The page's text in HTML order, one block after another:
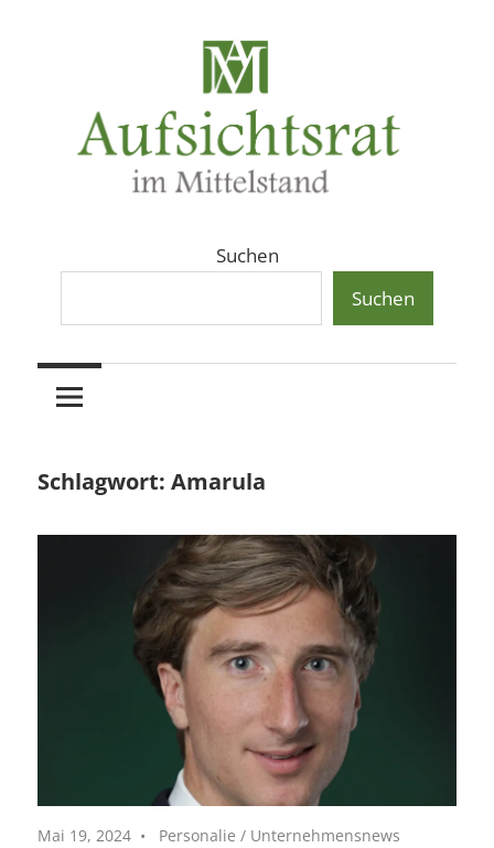
Aufsichtsrat
Beirat
im
Mittelstand
(AiM)
mittelständischen
Familienunternehmen,
Private
Portfoliounternehmen
Suchen
Suchen
Schlagwort: Amarula
Mai 19, 2024 Personalie / Unternehmensnews